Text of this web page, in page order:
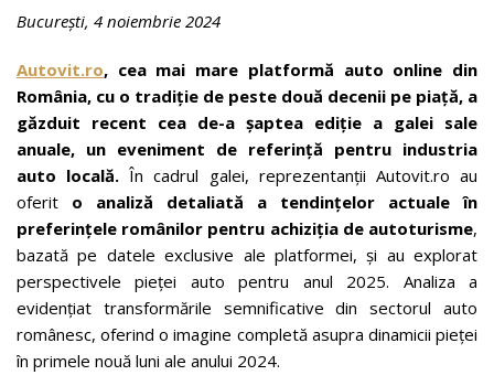
București, 4 noiembrie 2024
Autovit.ro, cea mai mare platformă auto online din
România, cu o tradiție de peste două decenii pe piață, a
găzduit recent cea de-a șaptea ediție a galei sale
anuale, un eveniment de referință pentru industria
auto locală. În cadrul galei, reprezentanții Autovit.ro au
oferit o analiză detaliată a tendințelor actuale în
preferințele românilor pentru achiziția de autoturisme,
bazată pe datele exclusive ale platformei, și au explorat
perspectivele pieței auto pentru anul 2025. Analiza a
evidențiat transformările semnificative din sectorul auto
românesc, oferind o imagine completă asupra dinamicii pieței
în primele nouă luni ale anului 2024.